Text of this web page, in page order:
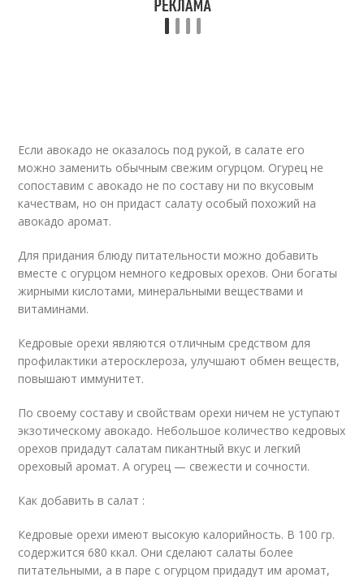
Если авокадо не оказалось под рукой, в салате его
можно заменить обычным свежим огурцом. Огурец не
сопоставим с авокадо не по составу ни по вкусовым
качествам, но он придаст салату особый похожий на
авокадо аромат.
Для придания блюду питательности можно добавить
вместе с огурцом немного кедровых орехов. Они богаты
жирными кислотами, минеральными веществами и
витаминами.
Кедровые орехи являются отличным средством для
профилактики атеросклероза, улучшают обмен веществ,
повышают иммунитет.
По своему составу и свойствам орехи ничем не уступают
экзотическому авокадо. Небольшое количество кедровых
орехов придадут салатам пикантный вкус и легкий
ореховый аромат. А огурец — свежести и сочности.
Как добавить в салат :
Кедровые орехи имеют высокую калорийность. В 100 гр.
содержится 680 ккал. Они сделают салаты более
питательными, а в паре с огурцом придадут им аромат,